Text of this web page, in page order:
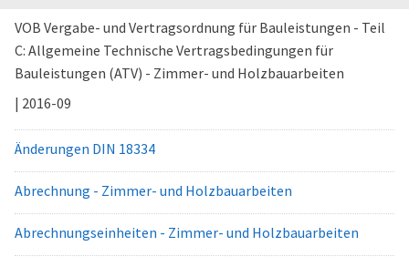
VOB Vergabe- und Vertragsordnung für Bauleistungen - Teil
C: Allgemeine Technische Vertragsbedingungen für
Bauleistungen (ATV) - Zimmer- und Holzbauarbeiten
| 2016-09
Änderungen DIN 18334
Abrechnung - Zimmer- und Holzbauarbeiten
Abrechnungseinheiten - Zimmer- und Holzbauarbeiten